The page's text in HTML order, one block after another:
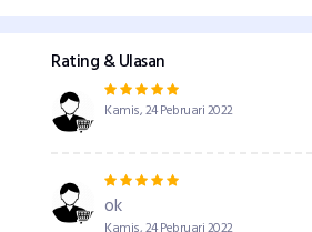
Rating & Ulasan
Kamis, 24 Pebruari 2022
ok